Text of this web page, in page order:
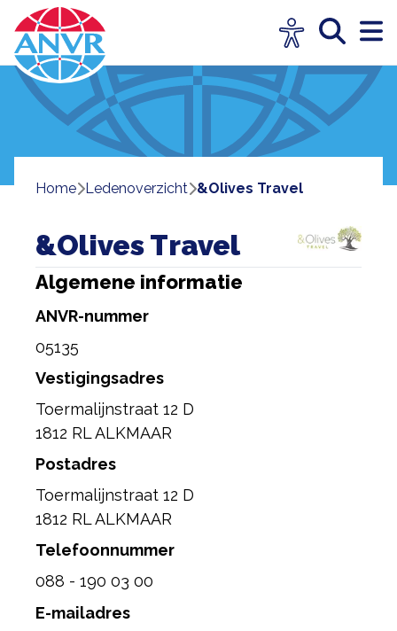
Home ledenoverzicht &Olives Travel
&Olives Travel
Algemene informatie
ANVR-nummer
05135
Vestigingsadres
Toermalijnstraat 12 D
1812 RL ALKMAAR
Postadres
Toermalijnstraat 12 D
1812 RL ALKMAAR
Telefoonnummer
088 - 190 03 00
E-mailadres